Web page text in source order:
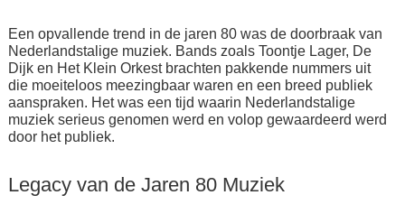
Een opvallende trend in de jaren 80 was de doorbraak van
Nederlandstalige muziek. Bands zoals Toontje Lager, De
Dijk en Het Klein Orkest brachten pakkende nummers uit
die moeiteloos meezingbaar waren en een breed publiek
aanspraken. Het was een tijd waarin Nederlandstalige
muziek serieus genomen werd en volop gewaardeerd werd
door het publiek.
Legacy van de Jaren 80 Muziek